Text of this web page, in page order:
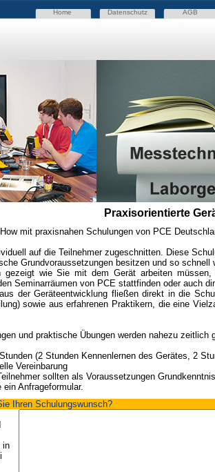
Home Datenschutz AGB
Praxisorientierte
mit praxisnahen Schulungen von PCE
auf die Teilnehmer zugeschnitten. Diese
Grundvoraussetzungen besitzen und so
gezeigt wie Sie mit dem Gerät arbeiten
Seminarräumen von PCE stattfinden oder auch
der Geräteentwicklung fließen direkt in die
sowie aus erfahrenen Praktikern, die eine
und praktische Übungen werden nahezu zeitlich
(2 Stunden Kennenlernen des Gerätes, 2
Vereinbarung
sollten als Voraussetzungen
Anfrageformular.
Ihren Schulungswunsch?
in